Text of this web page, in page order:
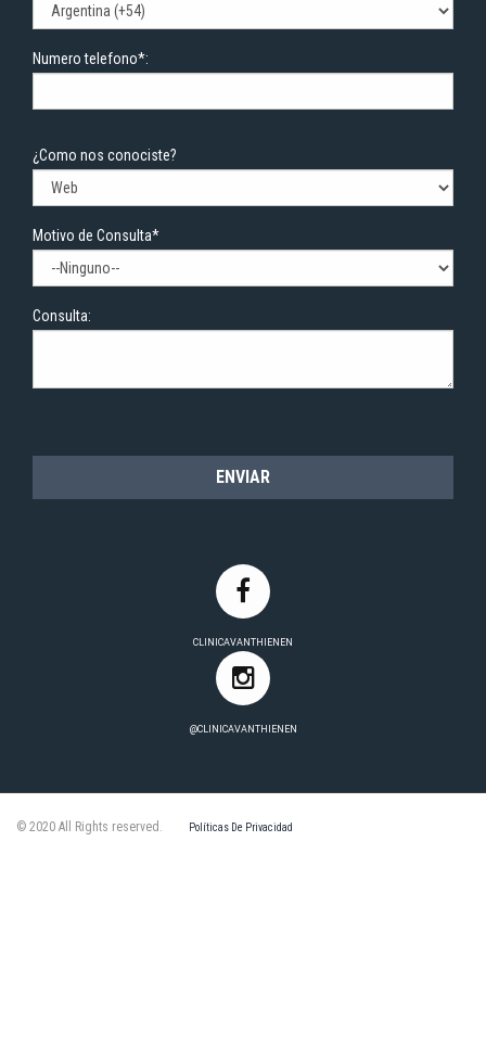
Numero telefono*:
¿Como nos conociste?
Motivo de Consulta*
Consulta:
CLINICAVANTHIENEN
@CLINICAVANTHIENEN
© 2020 All Rights reserved. Políticas De Privacidad